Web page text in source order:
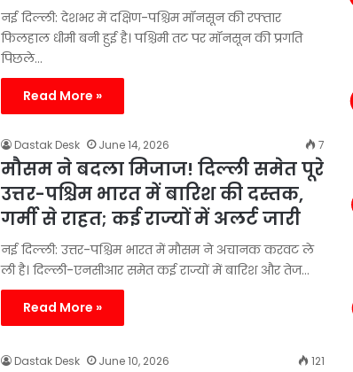
नई दिल्ली: देशभर में दक्षिण-पश्चिम मॉनसून की रफ्तार
फिलहाल धीमी बनी हुई है। पश्चिमी तट पर मॉनसून की प्रगति
पिछले…
Read More »
Dastak Desk June 14, 2026 7
मौसम ने बदला मिजाज! दिल्ली समेत पूरे
उत्तर-पश्चिम भारत में बारिश की दस्तक,
गर्मी से राहत; कई राज्यों में अलर्ट जारी
नई दिल्ली: उत्तर-पश्चिम भारत में मौसम ने अचानक करवट ले
ली है। दिल्ली-एनसीआर समेत कई राज्यों में बारिश और तेज…
Read More »
Dastak Desk June 10, 2026 121